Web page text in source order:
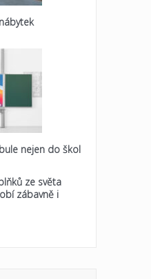
nejen do škol
ze světa
zábavně i